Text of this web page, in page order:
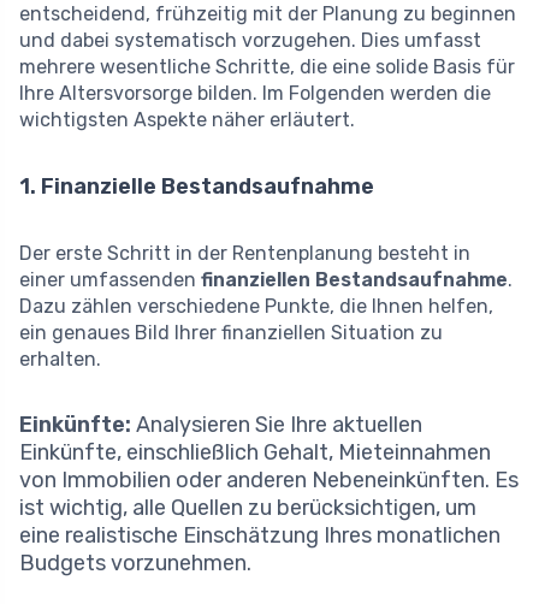
entscheidend, frühzeitig mit der Planung zu beginnen
und dabei systematisch vorzugehen. Dies umfasst
mehrere wesentliche Schritte, die eine solide Basis für
Ihre Altersvorsorge bilden. Im Folgenden werden die
wichtigsten Aspekte näher erläutert.
1. Finanzielle Bestandsaufnahme
Der erste Schritt in der Rentenplanung besteht in
einer umfassenden finanziellen Bestandsaufnahme.
Dazu zählen verschiedene Punkte, die Ihnen helfen,
ein genaues Bild Ihrer finanziellen Situation zu
erhalten.
Einkünfte: Analysieren Sie Ihre aktuellen
Einkünfte, einschließlich Gehalt, Mieteinnahmen
von Immobilien oder anderen Nebeneinkünften. Es
ist wichtig, alle Quellen zu berücksichtigen, um
eine realistische Einschätzung Ihres monatlichen
Budgets vorzunehmen.